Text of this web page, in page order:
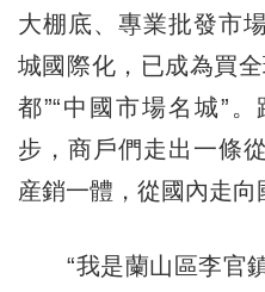
大棚底、專業批發市
城國際化，已成為買
都”“中國市場名城”
步，商戶們走出一條
産銷一體，從國內走向
“我是蘭山區李官鎮